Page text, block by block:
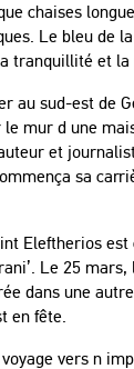
chaises
Le bleu de
tranquillité et la
au sud-est de
mur d une
et
sa
Eleftherios est
Le 25
dans une
en fête.
vers n